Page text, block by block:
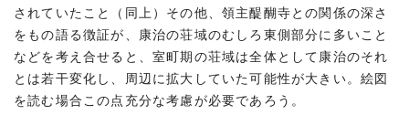
されていたこと（同上）その他、領主醍醐寺との関係の深さ
をもの語る徴証が、康治の荘域のむしろ東側部分に多いこと
などを考え合せると、室町期の荘域は全体として康治のそれ
とは若干変化し、周辺に拡大していた可能性が大きい。絵図
を読む場合この点充分な考慮が必要であろう。